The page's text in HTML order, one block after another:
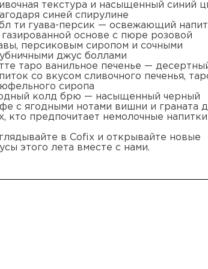
текстура и насыщенный синий
синей спирулине
ти гуава-персик — освежающий
газированной основе с пюре розовой
персиковым сиропом и сочными
джус боллами
таро ванильное печенье —
со вкусом сливочного печенья,
сиропа
колд брю — насыщенный черный
с ягодными нотами вишни и граната
кто предпочитает немолочные напитки
в Cofix и открывайте новые
этого лета вместе с нами.